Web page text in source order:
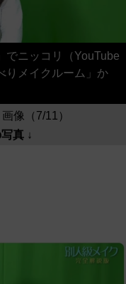
でニッコリ（YouTube
りメイクルーム」か
像（7/11）
真 ↓